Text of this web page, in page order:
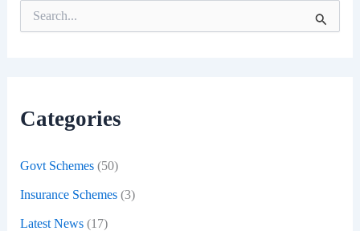
o
Categories
Govt Schemes(50)
Insurance Schemes(3)
Latest News(17)